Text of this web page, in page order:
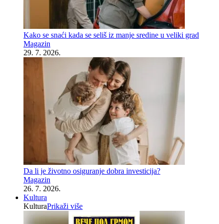
Kako se snaći kada se seliš iz manje sredine u veliki grad
Magazin
29. 7. 2026.
Da li je životno osiguranje dobra investicija?
Magazin
26. 7. 2026.
Kultura
KulturaPrikaži više